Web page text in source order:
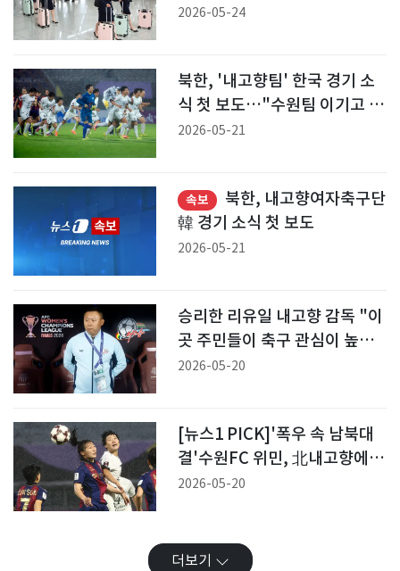
에 고개 돌려보기도
2026-05-24
북한, '내고향팀' 한국 경기 소
식 첫 보도…"수원팀 이기고 결
승행"
2026-05-21
속보
북한, 내고향여자축구단
韓 경기 소식 첫 보도
2026-05-21
승리한 리유일 내고향 감독 "이
곳 주민들이 축구 관심이 높은
것 같더라"
2026-05-20
[뉴스1 PICK]'폭우 속 남북대
결'수원FC 위민, 北내고향에 2
대1 역전패
2026-05-20
더보기